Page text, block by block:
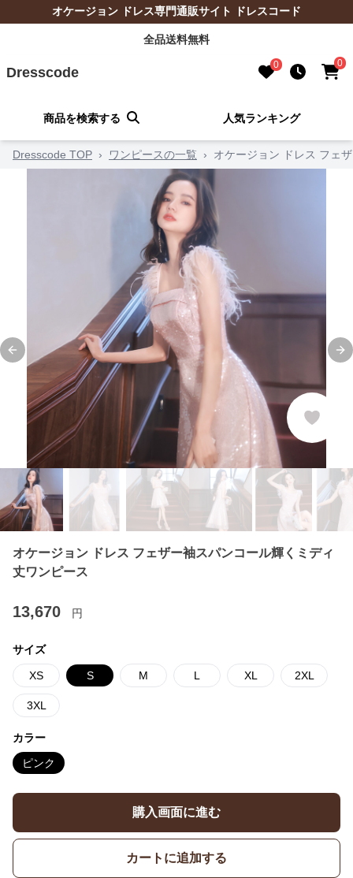
オケージョン ドレス専門通販サイト ドレスコード
全品送料無料
Dresscode 0 0
商品を検索する 人気ランキング
Dresscode TOP › ワンピースの一覧 › オケージョン ドレス フェ
Previous slide
オケージョン ドレス フェザー袖スパンコール輝くミディ
丈ワンピース
13,670 円
サイズ
XS S M L XL 2XL
3XL
カラー
ピンク
購入画面に進む
カートに追加する